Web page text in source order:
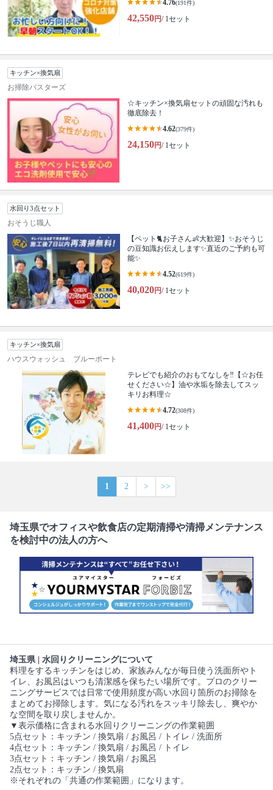
4.76(191件)
42,550円/ 1セット
キッチン×換気扇
お掃除バスターズ
☆キッチン×換気扇セットの頑固な汚れも
徹底除去！
4.62(379件)
24,150円/ 1セット
水回り3点セット
おそうじ職人
【ペット🐈お子さん👶大歓迎】✨おそうじ
の豆知識お伝えします✨直近のご予約も可
能✨
4.52(619件)
40,020円/ 1セット
キッチン×換気扇
ハウスウォッシュ ブルーポート
テレビでも紹介のおもてなしを‼【☆お任
せください☆】油や水垢を除去してスッ
キリお料理☆
4.72(308件)
41,400円/ 1セット
1 2 > >>
埼玉県でオフィスや飲食店の定期清掃や清掃メンテナンス
を検討中の法人の方へ
埼玉県 | 水回りクリーニングについて
料理をするキッチンをはじめ、家族みんなが毎日使う洗面所やト
イレ、お風呂はいつも清潔感を保ちたい場所です。プロのクリー
ニングサービスでは日常で使用頻度が高い水回り箇所のお掃除を
まとめてお掃除します。気になる汚れをスッキリ除去し、爽やか
な空間を取り戻しませんか。
▼表示価格に含まれる水回りクリーニングの作業範囲
5点セット：キッチン / 換気扇 / お風呂 / トイレ / 洗面所
4点セット：キッチン / 換気扇 / お風呂 / トイレ
3点セット：キッチン / 換気扇 / お風呂
2点セット：キッチン / 換気扇
※それぞれの「共通の作業範囲」になります。